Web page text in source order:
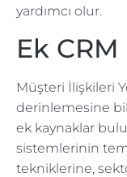
yardımcı olur.
Ek
Müşteri İlişkileri
derinlemesine
ek kaynaklar
sistemlerinin
tekniklerine,